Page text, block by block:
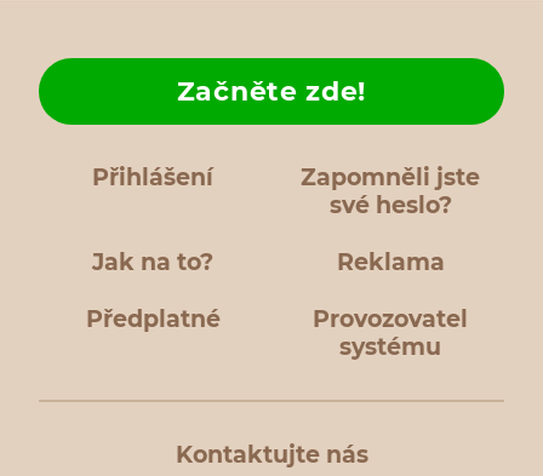
Přihlášení
Zapomněli jste
své heslo?
Jak na to?
Začněte zde!
Reklama
Předplatné
Provozovatel
systému
Kontaktujte nás